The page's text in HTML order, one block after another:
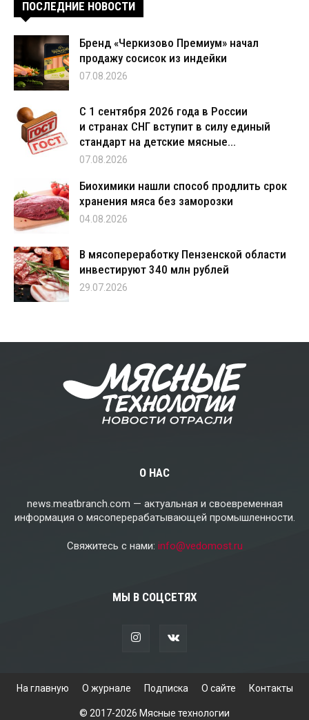
ПОСЛЕДНИЕ НОВОСТИ
Бренд «Черкизово Премиум» начал
продажу сосисок из индейки
07.08.2026
С 1 сентября 2026 года в России
и странах СНГ вступит в силу единый
стандарт на детские мясные...
07.08.2026
Биохимики нашли способ продлить срок
хранения мяса без заморозки
04.08.2026
В мясопереработку Пензенской области
инвестируют 340 млн рублей
29.07.2026
О НАС
news.meatbranch.com — актуальная и своевременная
информация о мясоперерабатывающей промышленности.
Свяжитесь с нами: info@vedomost.ru
МЫ В СОЦСЕТЯХ
На главную О журнале Подписка О сайте Контакты
© 2017-2026 Мясные технологии